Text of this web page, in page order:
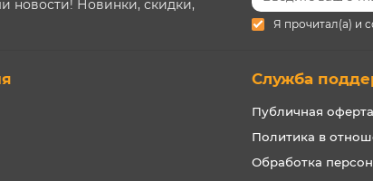
новости! Новинки, скидки,
Я прочитал(а) и
Служба
Публичная оферта
Политика в
Обработка